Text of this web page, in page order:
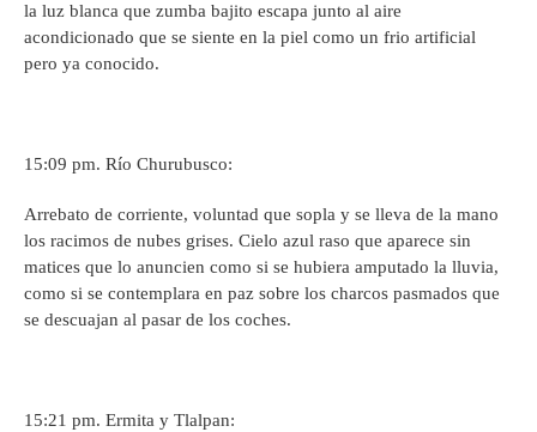
la luz blanca que zumba bajito escapa junto al aire
acondicionado que se siente en la piel como un frio artificial
pero ya conocido.
15:09 pm. Río Churubusco:
Arrebato de corriente, voluntad que sopla y se lleva de la mano
los racimos de nubes grises. Cielo azul raso que aparece sin
matices que lo anuncien como si se hubiera amputado la lluvia,
como si se contemplara en paz sobre los charcos pasmados que
se descuajan al pasar de los coches.
15:21 pm. Ermita y Tlalpan: